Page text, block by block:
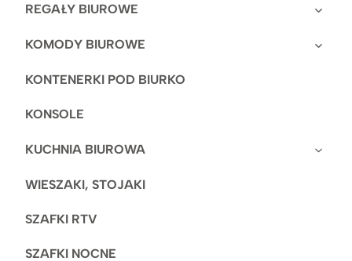
REGAŁY BIUROWE
KOMODY BIUROWE
KONTENERKI POD BIURKO
KONSOLE
KUCHNIA BIUROWA
WIESZAKI, STOJAKI
SZAFKI RTV
SZAFKI NOCNE